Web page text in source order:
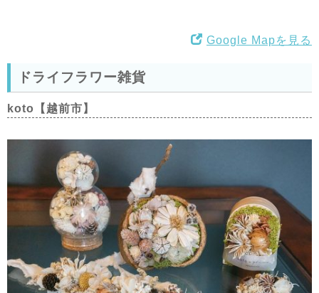
Google Mapを見る
ドライフラワー雑貨
koto【越前市】